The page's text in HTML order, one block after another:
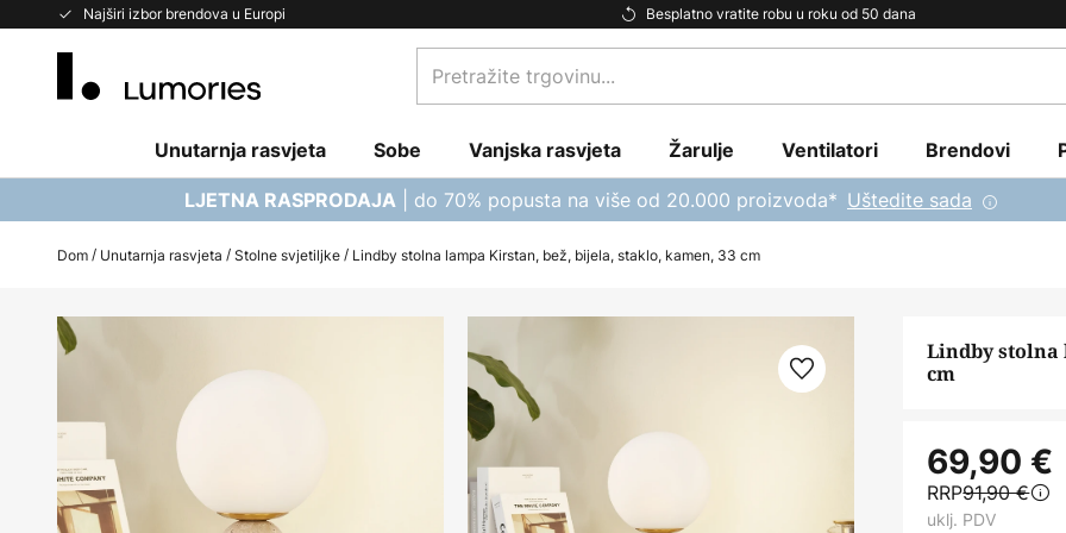
Najširi izbor brendova u Europi Besplatno vratite robu u roku od 50 dana
Skip
Pretražite
trgovinu...
Unutarnja rasvjeta Sobe Vanjska rasvjeta Žarulje Ventilatori Brendovi
LJETNA RASPRODAJA | do 70% popusta na više od 20.000 proizvoda* Uštedite sada
Dom Unutarnja rasvjeta Stolne svjetiljke Lindby stolna lampa Kirstan, bež, bijela, staklo, kamen, 33 cm
Skip
to
end
the
images
Lindby stolna
cm
69,90 €
RRP91,90 €
uklj. PDV